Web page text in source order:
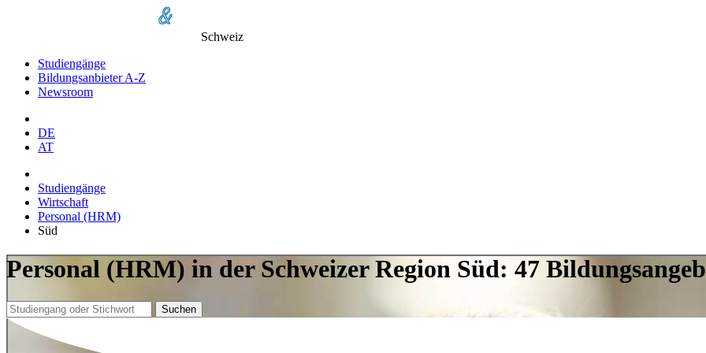
Schweiz
Studiengänge
Bildungsanbieter A-Z
Newsroom
DE
AT
Studiengänge
Wirtschaft
Personal (HRM)
Süd
Personal (HRM) in der Schweizer Region Süd: 47
Suchen